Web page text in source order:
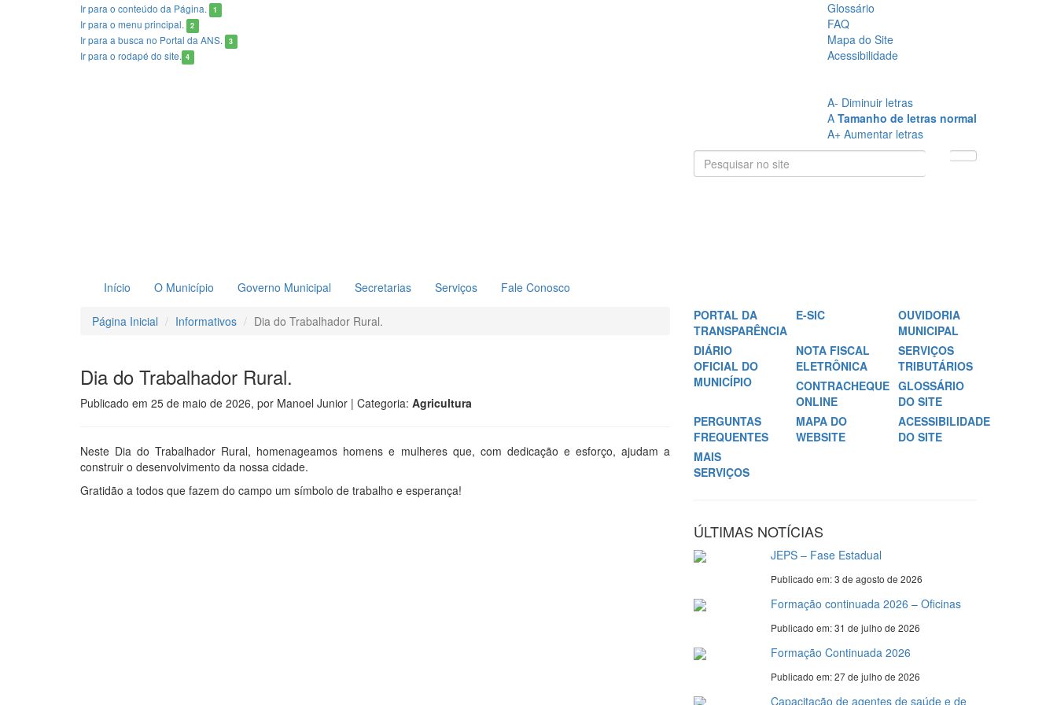
Ir para o conteúdo da Página. 1
Ir para o menu principal. 2
Ir para a busca no Portal da ANS. 3
Ir para o rodapé do site. 4
Glossário
FAQ
Mapa do Site
Acessibilidade
A- Diminuir letras
A Tamanho de letras normal
A+ Aumentar letras
Início O Município Governo Municipal Secretarias Serviços Fale Conosco
Página Inicial Informativos Dia do Trabalhador Rural.
Dia do Trabalhador Rural.
Publicado em 25 de maio de 2026, por Manoel Junior | Categoria: Agricultura
Neste Dia do Trabalhador Rural, homenageamos homens e mulheres que, com dedicação e esforço, ajudam a
construir o desenvolvimento da nossa cidade.
Gratidão a todos que fazem do campo um símbolo de trabalho e esperança!
PORTAL DA
TRANSPARÊNCIA
E-SIC
OUVIDORIA
MUNICIPAL
DIÁRIO
OFICIAL DO
MUNICÍPIO
NOTA FISCAL
ELETRÔNICA
SERVIÇOS
TRIBUTÁRIOS
CONTRACHEQUE
ONLINE
GLOSSÁRIO
DO SITE
PERGUNTAS
FREQUENTES
MAPA DO
WEBSITE
ACESSIBILIDADE
DO SITE
MAIS
SERVIÇOS
ÚLTIMAS NOTÍCIAS
JEPS – Fase Estadual
Publicado em: 3 de agosto de 2026
Formação continuada 2026 – Oficinas
Publicado em: 31 de julho de 2026
Formação Continuada 2026
Publicado em: 27 de julho de 2026
Capacitação de agentes de saúde e de